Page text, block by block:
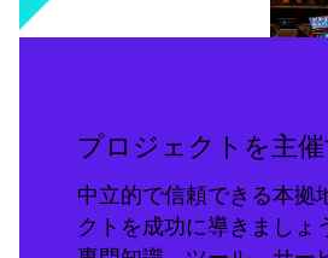
プロジェクトを主
中立的で信頼できる本拠
クトを成功に導きましょ